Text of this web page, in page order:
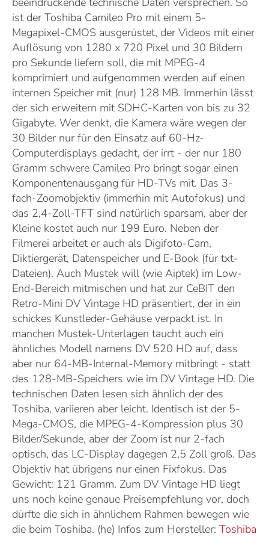
ist der Toshiba Camileo Pro mit einem 5-
Megapixel-CMOS ausgerüstet, der Videos mit einer
Auflösung von 1280 x 720 Pixel und 30 Bildern
pro Sekunde liefern soll, die mit MPEG-4
komprimiert und aufgenommen werden auf einen
internen Speicher mit (nur) 128 MB. Immerhin lässt
der sich erweitern mit SDHC-Karten von bis zu 32
Gigabyte. Wer denkt, die Kamera wäre wegen der
30 Bilder nur für den Einsatz auf 60-Hz-
Computerdisplays gedacht, der irrt - der nur 180
Gramm schwere Camileo Pro bringt sogar einen
Komponentenausgang für HD-TVs mit. Das 3-
fach-Zoomobjektiv (immerhin mit Autofokus) und
das 2,4-Zoll-TFT sind natürlich sparsam, aber der
Kleine kostet auch nur 199 Euro. Neben der
Filmerei arbeitet er auch als Digifoto-Cam,
Diktiergerät, Datenspeicher und E-Book (für txt-
Dateien). Auch Mustek will (wie Aiptek) im Low-
End-Bereich mitmischen und hat zur CeBIT den
Retro-Mini DV Vintage HD präsentiert, der in ein
schickes Kunstleder-Gehäuse verpackt ist. In
manchen Mustek-Unterlagen taucht auch ein
ähnliches Modell namens DV 520 HD auf, dass
aber nur 64-MB-Internal-Memory mitbringt - statt
des 128-MB-Speichers wie im DV Vintage HD. Die
technischen Daten lesen sich ähnlich der des
Toshiba, variieren aber leicht. Identisch ist der 5-
Mega-CMOS, die MPEG-4-Kompression plus 30
Bilder/Sekunde, aber der Zoom ist nur 2-fach
optisch, das LC-Display dagegen 2,5 Zoll groß. Das
Objektiv hat übrigens nur einen Fixfokus. Das
Gewicht: 121 Gramm. Zum DV Vintage HD liegt
uns noch keine genaue Preisempfehlung vor, doch
dürfte die sich in ähnlichem Rahmen bewegen wie
die beim Toshiba. (he) Infos zum Hersteller: Toshiba